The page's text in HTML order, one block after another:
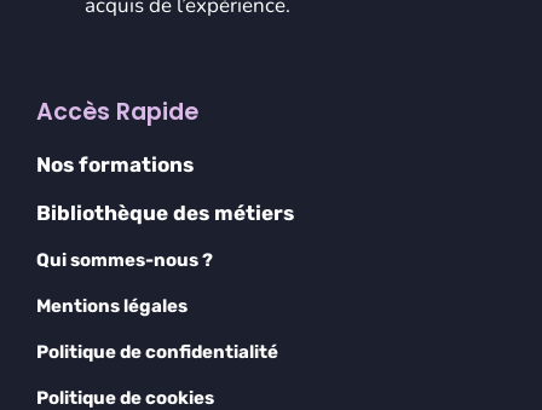
Accès Rapide
Nos formations
Bibliothèque des métiers
Qui sommes-nous ?
Mentions légales
Politique de confidentialité
Politique de cookies